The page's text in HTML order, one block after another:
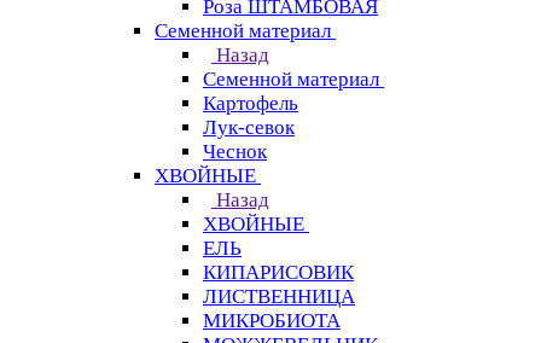
Роза ШТАМБОВАЯ
Семенной материал
Назад
Семенной материал
Картофель
Лук-севок
Чеснок
ХВОЙНЫЕ
Назад
ХВОЙНЫЕ
ЕЛЬ
КИПАРИСОВИК
ЛИСТВЕННИЦА
МИКРОБИОТА